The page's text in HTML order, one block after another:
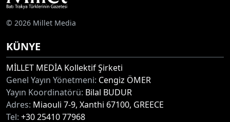
© 2026 Millet Media
KÜNYE
MİLLET MEDİA Kollektif Şirketi
Genel Yayın Yönetmeni: Cengiz ÖMER
Yayın Koordinatörü: Bilal BUDUR
Adres: Miaouli 7-9, Xanthi 67100, GREECE
Tel: +30 25410 77968